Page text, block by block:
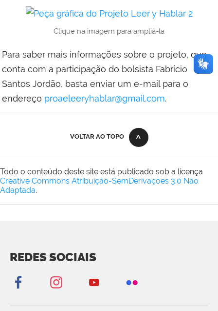
Clique na imagem para ampliá-la
Para saber mais informações sobre o projeto, que
conta com a participação do bolsista Fabrício
Santos Jordão, basta enviar um e-mail para o
endereço proaeleeryhablar@gmail.com.
VOLTAR AO TOPO
Todo o conteúdo deste site está publicado sob a licença
Creative Commons Atribuição-SemDerivações 3.0 Não
Adaptada.
REDES SOCIAIS